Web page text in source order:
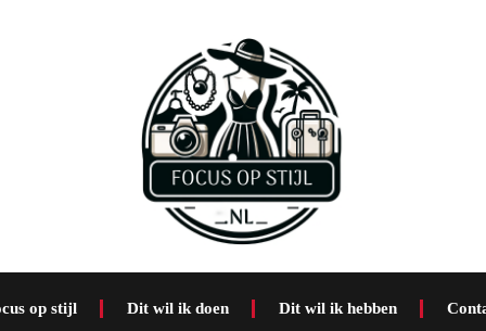
op stijl Dit wil ik doen Dit wil ik hebben